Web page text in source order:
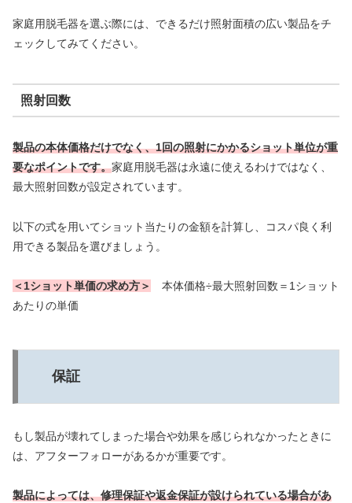
家庭用脱毛器を選ぶ際には、できるだけ照射面積の広い製品をチ
ェックしてみてください。
照射回数
製品の本体価格だけでなく、1回の照射にかかるショット単位が重
要なポイントです。家庭用脱毛器は永遠に使えるわけではなく、
最大照射回数が設定されています。
以下の式を用いてショット当たりの金額を計算し、コスパ良く利
用できる製品を選びましょう。
＜1ショット単価の求め方＞
本体価格÷最大照射回数＝1ショット
あたりの単価
保証
もし製品が壊れてしまった場合や効果を感じられなかったときに
は、アフターフォローがあるかが重要です。
製品によっては、修理保証や返金保証が設けられている場合があ